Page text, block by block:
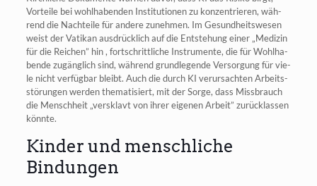
Vor­tei­le bei wohl­ha­ben­den Insti­tu­tio­nen zu kon­zen­trie­ren, wäh­
rend die Nach­tei­le für ande­re zuneh­men. Im Gesund­heits­we­sen
weist der Vati­kan aus­drück­lich auf die Ent­ste­hung einer „Medi­zin
für die Rei­chen” hin , fort­schritt­li­che Instru­men­te, die für Wohl­ha­
ben­de zugäng­lich sind, wäh­rend grund­le­gen­de Ver­sor­gung für vie­
le nicht ver­füg­bar bleibt. Auch die durch KI ver­ur­sach­ten Arbeits­
stö­run­gen wer­den the­ma­ti­siert, mit der Sor­ge, dass Miss­brauch
die Mensch­heit „ver­sklavt von ihrer eige­nen Arbeit” zurück­las­sen
könnte.
Kinder und menschliche
Bindungen